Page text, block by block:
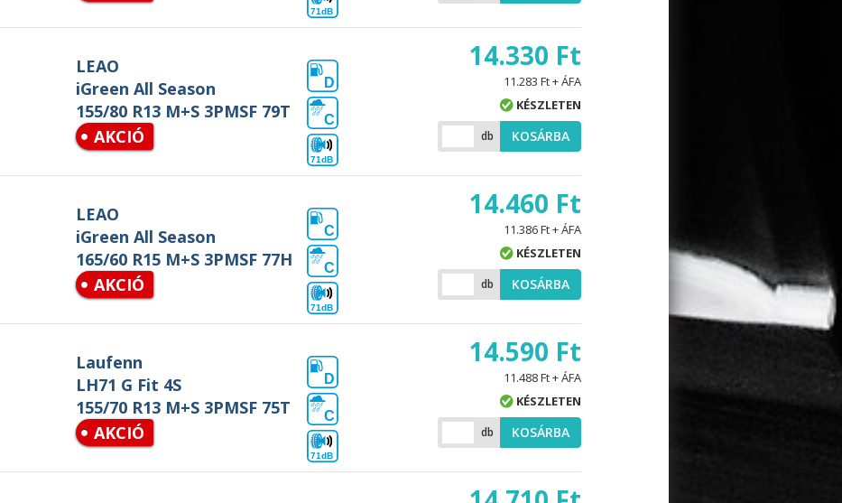
71dB
LEAO
iGreen All Season
155/80 R13 M+S 3PMSF 79T
AKCIÓ
D
C
71dB
14.330 Ft
11.283 Ft + ÁFA
KÉSZLETEN
db KOSÁRBA
LEAO
iGreen All Season
165/60 R15 M+S 3PMSF 77H
AKCIÓ
C
C
71dB
14.460 Ft
11.386 Ft + ÁFA
KÉSZLETEN
db KOSÁRBA
Laufenn
LH71 G Fit 4S
155/70 R13 M+S 3PMSF 75T
AKCIÓ
D
C
71dB
14.590 Ft
11.488 Ft + ÁFA
KÉSZLETEN
db KOSÁRBA